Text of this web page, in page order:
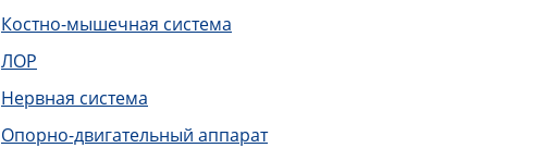
Костно-мышечная система
ЛОР
Нервная система
Опорно-двигательный аппарат